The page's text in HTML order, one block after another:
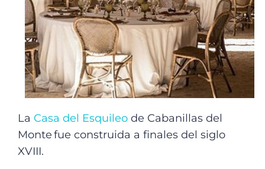
La Casa del Esquileo de Cabanillas del
Monte fue construida a finales del siglo
XVIII.